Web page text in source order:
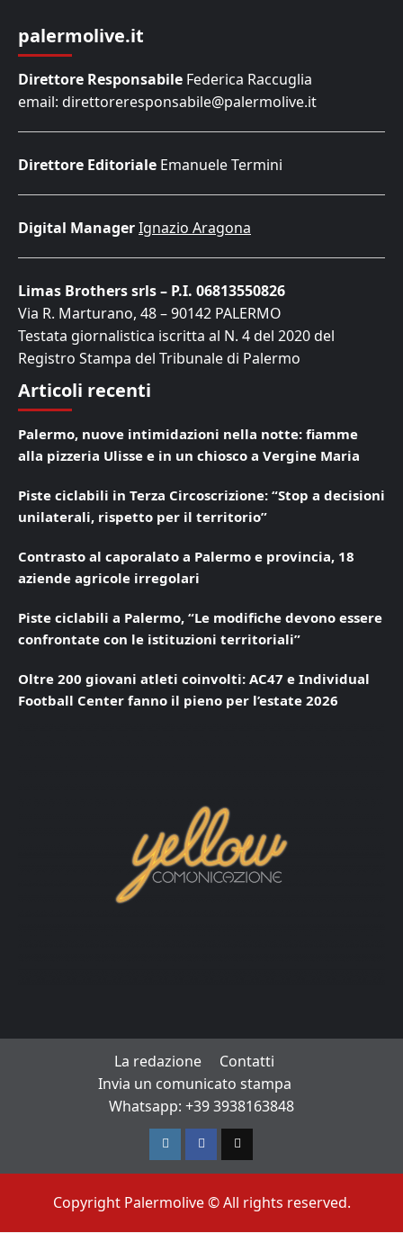
palermolive.it
Direttore Responsabile Federica Raccuglia
email: direttoreresponsabile@palermolive.it
Direttore Editoriale Emanuele Termini
Digital ManagerIgnazio Aragona
Limas Brothers srls – P.I. 06813550826
Via R. Marturano, 48 – 90142 PALERMO
Testata giornalistica iscritta al N. 4 del 2020 del
Registro Stampa del Tribunale di Palermo
Articoli recenti
Palermo, nuove intimidazioni nella notte: fiamme
alla pizzeria Ulisse e in un chiosco a Vergine Maria
Piste ciclabili in Terza Circoscrizione: “Stop a decisioni
unilaterali, rispetto per il territorio”
Contrasto al caporalato a Palermo e provincia, 18
aziende agricole irregolari
Piste ciclabili a Palermo, “Le modifiche devono essere
confrontate con le istituzioni territoriali”
Oltre 200 giovani atleti coinvolti: AC47 e Individual
Football Center fanno il pieno per l’estate 2026
La redazione
Contatti
Invia un comunicato stampa
Whatsapp: +39 3938163848
InstagramFacebook
TikTok
Copyright Palermolive © All rights reserved.